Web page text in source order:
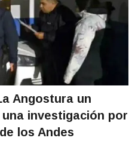
Angostura un
investigación por
los Andes